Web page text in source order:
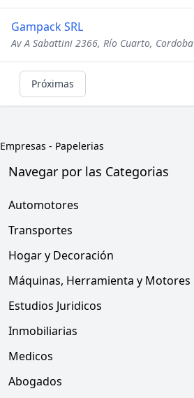
Gampack SRL
Av A Sabattini 2366, Río Cuarto, Cordoba
Próximas
Empresas - Papelerias
Navegar por las Categorias
Automotores
Transportes
Hogar y Decoración
Máquinas, Herramienta y Motores
Estudios Juridicos
Inmobiliarias
Medicos
Abogados